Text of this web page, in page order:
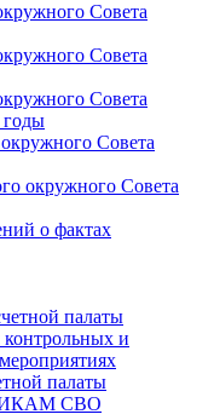
Совета
Совета
Совета
годы
Совета
окружного Совета
о фактах
палаты
контрольных и
палаты
СВО